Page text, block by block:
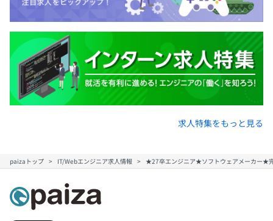
求人特集をもっと見る
paizaトップ IT/Webエンジニア求人情報 ★27卒エンジニア★ソフトウェアメーカー★